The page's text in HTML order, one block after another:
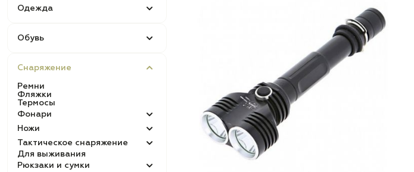
Одежда
Обувь
Снаряжение
Ремни
Фляжки
Термосы
Фонари
Ножи
Тактическое снаряжение
Для выживания
Рюкзаки и сумки